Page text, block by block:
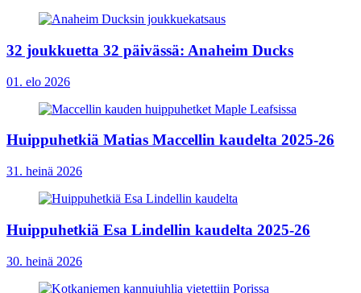
32 joukkuetta 32 päivässä: Anaheim Ducks
01. elo 2026
Huippuhetkiä Matias Maccellin kaudelta 2025-26
31. heinä 2026
Huippuhetkiä Esa Lindellin kaudelta 2025-26
30. heinä 2026